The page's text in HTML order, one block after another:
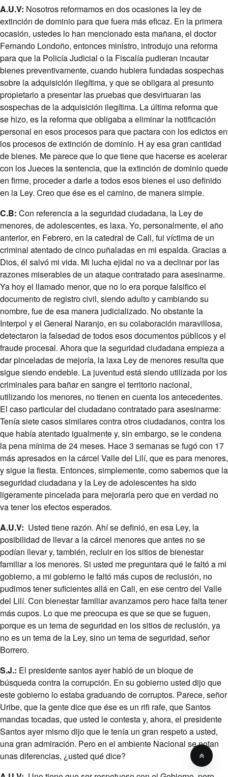
A.U.V: Nosotros reformamos en dos ocasiones la ley de
extinción de dominio para que fuera más eficaz. En la primera
ocasión, ustedes lo han mencionado esta mañana, el doctor
Fernando Londoño, entonces ministro, introdujo una reforma
para que la Policía Judicial o la Fiscalía pudieran incautar
bienes preventivamente, cuando hubiera fundadas sospechas
sobre la adquisición ilegítima, y que se obligara al presunto
propietario a presentar las pruebas que desvirtuaran las
sospechas de la adquisición ilegítima. La última reforma que
se hizo, es la reforma que obligaba a eliminar la notificación
personal en esos procesos para que pactara con los edictos en
los procesos de extinción de dominio. H ay esa gran cantidad
de bienes. Me parece que lo que tiene que hacerse es acelerar
con los Jueces la sentencia, que la extinción de dominio quede
en firme, proceder a darle a todos esos bienes el uso definido
en la Ley. Creo que ése es el camino, de manera simple.
C.B: Con referencia a la seguridad ciudadana, la Ley de
menores, de adolescentes, es laxa. Yo, personalmente, el año
anterior, en Febrero, en la catedral de Cali, fui víctima de un
criminal atentado de cinco puñaladas en mi espalda. Gracias a
Dios, él salvó mi vida. Mi lucha ejidal no va a declinar por las
razones miserables de un ataque contratado para asesinarme.
Ya hoy el llamado menor, que no lo era porque falsifico el
documento de registro civil, siendo adulto y cambiando su
nombre, fue de esa manera judicializado. No obstante la
Interpol y el General Naranjo, en su colaboración maravillosa,
detectaron la falsedad de todos esos documentos públicos y el
fraude procesal. Ahora que la seguridad ciudadana empieza a
dar pinceladas de mejoría, la laxa Ley de menores resulta que
sigue siendo endeble. La juventud está siendo utilizada por los
criminales para bañar en sangre el territorio nacional,
utilizando los menores, no tienen en cuenta los antecedentes.
El caso particular del ciudadano contratado para asesinarme:
Tenía siete casos similares contra otros ciudadanos, contra los
que había atentado igualmente y, sin embargo, se le condena
la pena mínima de 24 meses. Hace 3 semanas se fugó con 17
más apresados en la cárcel Valle del Lilí, que es para menores,
y sigue la fiesta. Entonces, simplemente, como sabemos que la
seguridad ciudadana y la Ley de adolescentes ha sido
ligeramente pincelada para mejorarla pero que en verdad no
va tener los efectos esperados.
A.U.V: Usted tiene razón. Ahí se definió, en esa Ley, la
posibilidad de llevar a la cárcel menores que antes no se
podían llevar y, también, recluir en los sitios de bienestar
familiar a los menores. Si usted me preguntara qué le faltó a mi
gobierno, a mi gobierno le faltó más cupos de reclusión, no
pudimos tener suficientes allá en Cali, en ese centro del Valle
del Lilí. Con bienestar familiar avanzamos pero hace falta tener
más cupos. Lo que me preocupa es que se que se fuguen,
porque es un tema de seguridad en los sitios de reclusión, ya
no es un tema de la Ley, sino un tema de seguridad, señor
Borrero.
S.J.: El presidente santos ayer habló de un bloque de
búsqueda contra la corrupción. En su gobierno usted dijo que
este gobierno lo estaba graduando de corruptos. Parece, señor
Uribe, que la gente dice que ése es un rifi rafe, que Santos
mandas tocadas, que usted le contesta y, ahora, el presidente
Santos ayer mismo dijo que le tenía un gran respeto a usted,
una gran admiración. Pero en el ambiente Nacional se notan
unas diferencias, ¿usted qué dice?